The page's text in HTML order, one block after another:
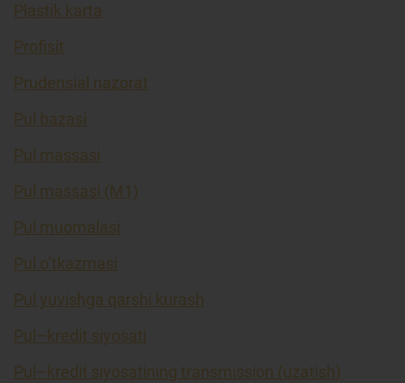
Plastik karta
Profisit
Prudensial nazorat
Pul bazasi
Pul massasi
Pul massasi (M1)
Pul muomalasi
Pul o’tkazmasi
Pul yuvishga qarshi kurash
Pul–kredit siyosati
Pul–kredit siyosatining transmission (uzatish)